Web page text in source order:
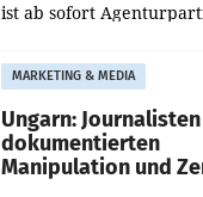
ist ab sofort
Optimierungsplattform
OtterlyAI. Damit baut die
Agentur ihr
MARKETING & MEDIA
Ungarn: Journalisten
dokumentierten
Manipulation und